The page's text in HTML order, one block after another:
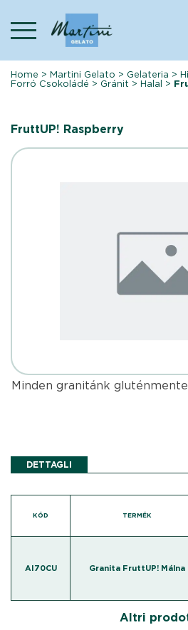
content
Home >Martini Gelato > Gelateria >
Forró Csokoládé > Gránit >Halal >
FruttUP! Raspberry
Minden granitánk
DETTAGLI
KÓD TERMÉK
AI70CU Granita FruttUP! Málna
Altri